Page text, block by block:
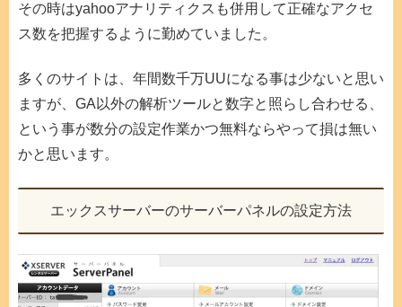
その時はyahooアナリティクスも併用して正確なアクセ
ス数を把握するように勤めていました。
多くのサイトは、年間数千万UUになる事は少ないと思い
ますが、GA以外の解析ツールと数字と照らし合わせる、
という事が数分の設定作業かつ無料ならやって損は無い
かと思います。
エックスサーバーのサーバーパネルの設定方法